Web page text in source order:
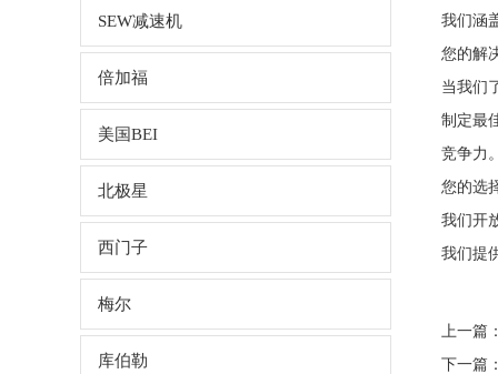
SEW减速机
倍加福
美国BEI
北极星
西门子
梅尔
库伯勒
我们涵
您的解
当我们
制定最
竞争力
您的选
我们开
我们提
上一篇
下一篇